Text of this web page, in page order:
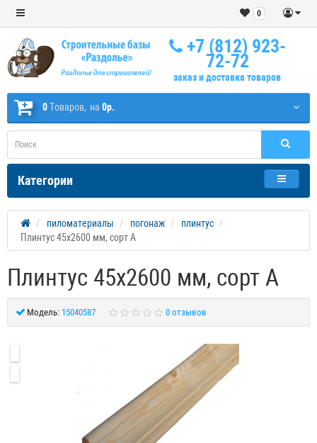
0
+7 (812) 923-
72-72
заказ и доставка товаров
0Tоваров, на 0р.
Категории
пиломатериалы погонаж
плинтус
Плинтус 45х2600 мм, сорт А
Плинтус 45х2600 мм, сорт А
Модель: 15040587 0 отзывов